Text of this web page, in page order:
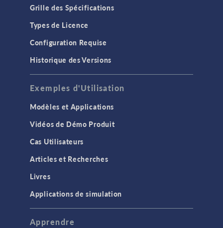
Grille des Spécifications
Types de Licence
Configuration Requise
Historique des Versions
Exemples d'Utilisation
Modèles et Applications
Vidéos de Démo Produit
Cas Utilisateurs
Articles et Recherches
Livres
Applications de simulation
Apprendre